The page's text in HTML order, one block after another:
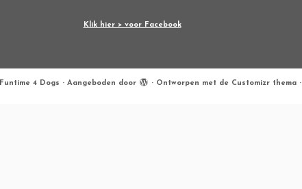
Klik hier > voor Facebook
Funtime 4 Dogs · Aangeboden door · Ontworpen met de Customizr thema·